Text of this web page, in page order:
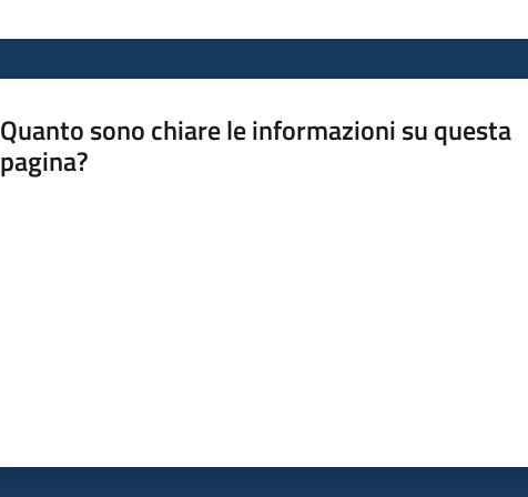
Quanto sono chiare le informazioni su questa
pagina?